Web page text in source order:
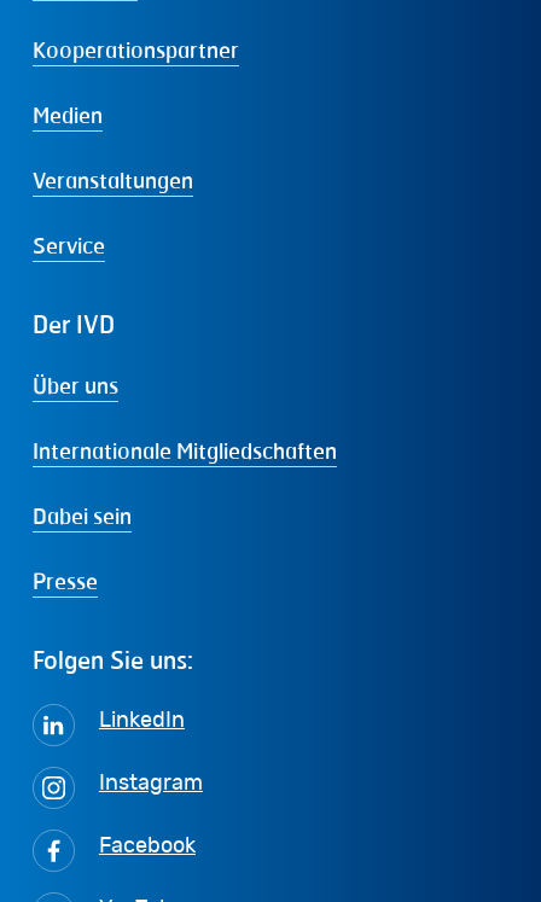
Kooperationspartner
Medien
Veranstaltungen
Service
Der IVD
Über uns
Internationale Mitgliedschaften
Dabei sein
Presse
Folgen Sie uns:
LinkedIn
Instagram
Facebook